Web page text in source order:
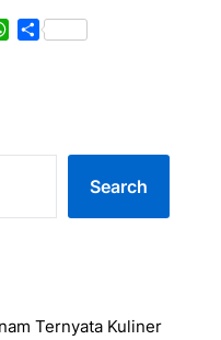
WhatsApp
Share
Search
Ternyata Kuliner